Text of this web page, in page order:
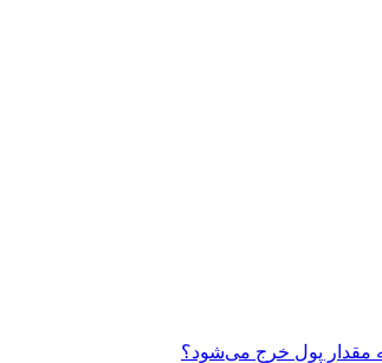
مقدار پول خرج می‌شود؟